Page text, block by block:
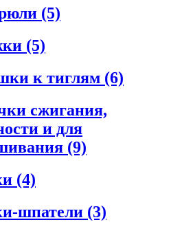
(5)
(5)
к тиглям (6)
сжигания,
и для
(9)
(4)
шпатели (3)